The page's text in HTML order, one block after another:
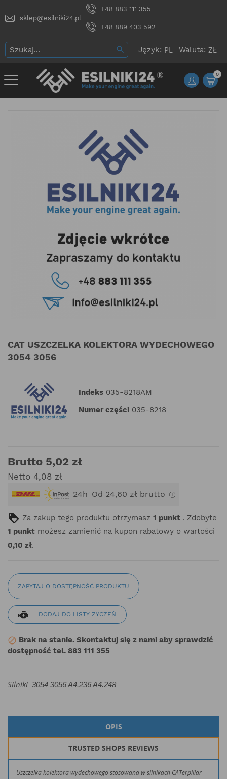
sklep@esilniki24.pl
+48 883 111 355
+48 889 403 592
Język: Waluta:
0
CAT USZCZELKA KOLEKTORA WYDECHOWEGO
3054 3056
Indeks 035-8218AM
Numer części 035-8218
Brutto 5,02 zł
Netto 4,08 zł
24h Od 24,60 zł brutto
Za zakup tego produktu otrzymasz 1 punkt . Zdobyte
1 punkt możesz zamienić na kupon rabatowy o wartości
0,10 zł.
ZAPYTAJ O DOSTĘPNOŚĆ PRODUKTU
DODAJ DO LISTY ŻYCZEŃ
 Brak na stanie. Skontaktuj się z nami aby sprawdzić
dostępność tel. 883 111 355
Silniki: 3054 3056 A4.236 A4.248
OPIS
TRUSTED SHOPS REVIEWS
Uszczelka kolektora wydechowego stosowana w silnikach CATerpillar